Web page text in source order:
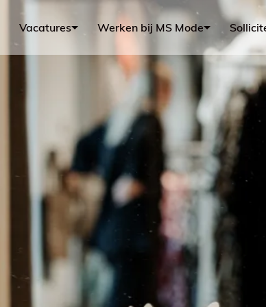
Vacatures Werken bij MS Mode